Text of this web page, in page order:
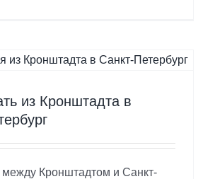
из Кронштадта в
между Кронштадтом и Санкт-